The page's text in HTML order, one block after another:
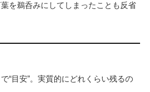
を鵜呑みにしてしまったことも反省
“目安”。実質的にどれくらい残るの